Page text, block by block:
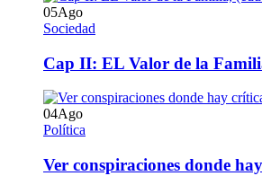
05Ago
Sociedad
Cap II: EL Valor de la
04Ago
Política
Ver conspiraciones donde